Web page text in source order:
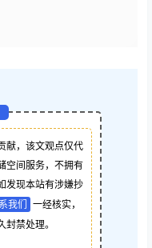
献，该文观点仅代
空间服务，不拥有
发现本站有涉嫌抄
我们
一经核实，
禁处理。